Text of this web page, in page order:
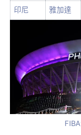
印尼 雅加達